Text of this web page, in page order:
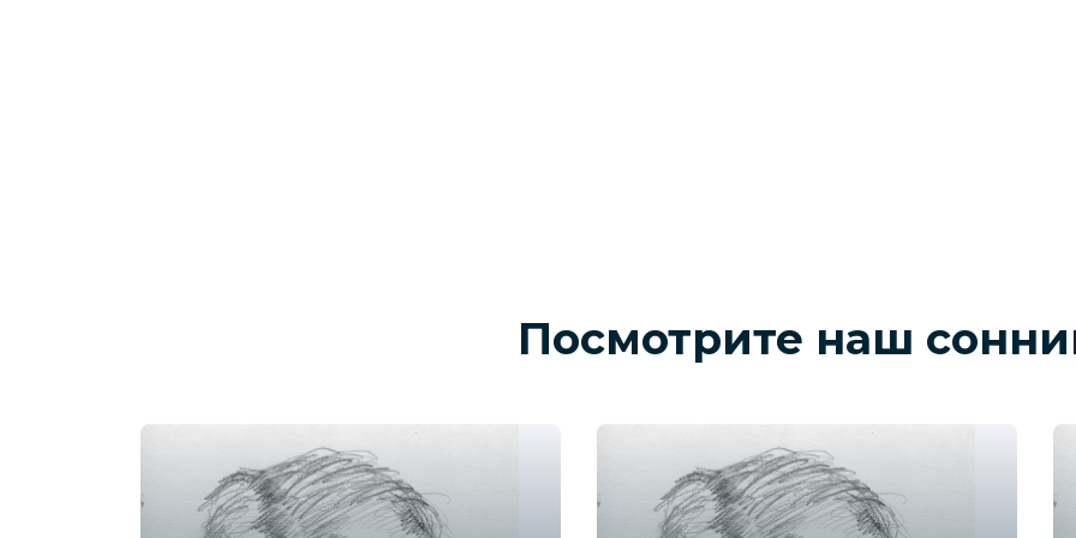
Посмотрите наш